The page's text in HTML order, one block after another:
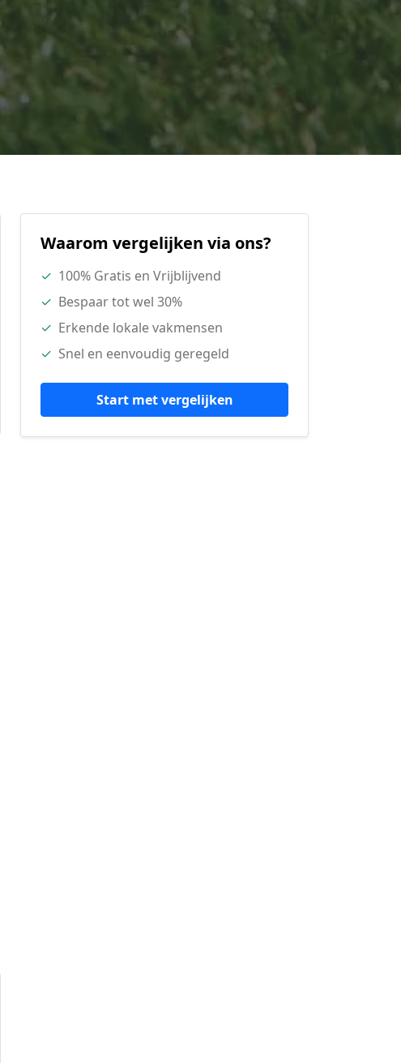
Waarom vergelijken via ons?
✓ 100% Gratis en Vrijblijvend
✓ Bespaar tot wel 30%
✓ Erkende lokale vakmensen
✓ Snel en eenvoudig geregeld
Start met vergelijken